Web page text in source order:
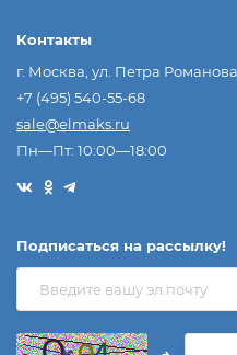
Контакты
г. Москва, ул. Петра
+7 (495) 540-55-68
sale@elmaks.ru
Пн—Пт: 10:00—18:00
Подписаться на рассылкy!